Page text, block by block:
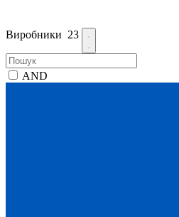
Виробники 23
AND